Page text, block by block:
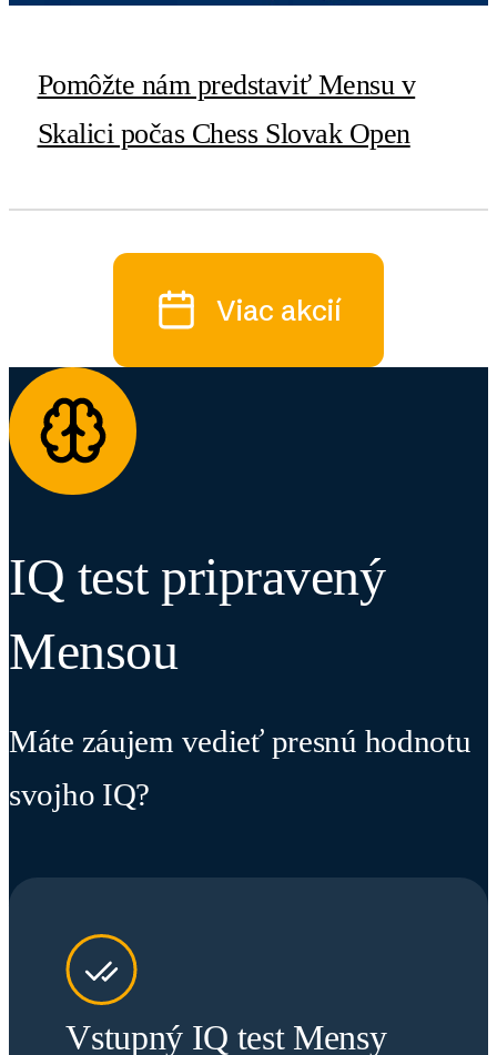
Pomôžte nám predstaviť Mensu v
Skalici počas Chess Slovak Open
Viac akcií
IQ test pripravený
Mensou
Máte záujem vedieť presnú hodnotu
svojho IQ?
Vstupný IQ test Mensy